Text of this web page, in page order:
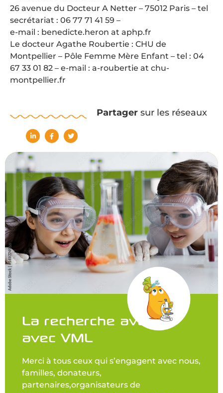
26 avenue du Docteur A Netter – 75012 Paris – tel
secrétariat : 06 77 71 41 59 –
e-mail : benedicte.heron at aphp.fr
Le docteur Agathe Roubertie : CHU de
Montpellier – Pôle Femme Mère Enfant – tel : 04
67 33 01 82 – e-mail : a-roubertie at chu-
montpellier.fr
Partagersur les réseaux
La recherche avance
avec VML
Merci à tous ceux qui s’engagent avec nous,
familles, donateurs,
partenaires,organisateurs de